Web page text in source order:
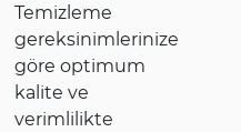
Temizleme
gereksinimlerinize
göre optimum
kalite ve
verimlilikte